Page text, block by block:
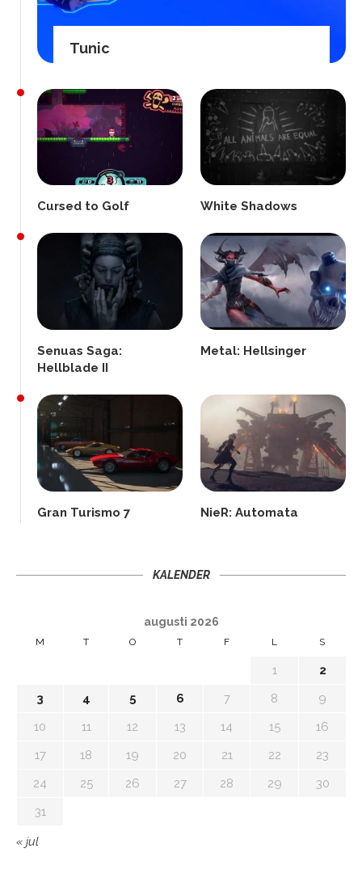
Tunic
Cursed to Golf White Shadows
Senuas Saga:
Hellblade II
Metal: Hellsinger
Gran Turismo 7 NieR: Automata
KALENDER
augusti 2026
M T O T F L S
1
2
3
4 5 6 7 8
9
10
11 12 13 14 15
16
17
18 19 20 21 22
23
24
25 26 27 28 29
30
31
« jul